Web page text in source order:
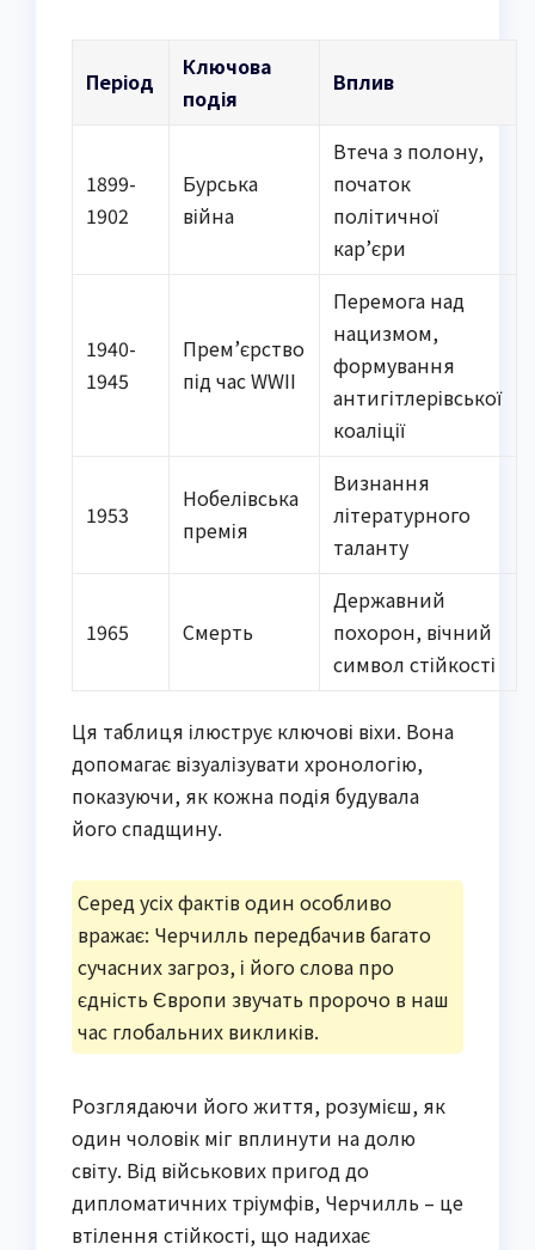
Період
Ключова
подія
Вплив
1899-
1902
Бурська
війна
Втеча з полону,
початок
політичної
кар’єри
1940-
1945
Прем’єрство
під час WWII
Перемога над
нацизмом,
формування
антигітлерівської
коаліції
1953
Нобелівська
премія
Визнання
літературного
таланту
1965 Смерть
Державний
похорон, вічний
символ стійкості
Ця таблиця ілюструє ключові віхи. Вона
допомагає візуалізувати хронологію,
показуючи, як кожна подія будувала
його спадщину.
Серед усіх фактів один особливо
вражає: Черчилль передбачив багато
сучасних загроз, і його слова про
єдність Європи звучать пророчо в наш
час глобальних викликів.
Розглядаючи його життя, розумієш, як
один чоловік міг вплинути на долю
світу. Від військових пригод до
дипломатичних тріумфів, Черчилль – це
втілення стійкості, що надихає